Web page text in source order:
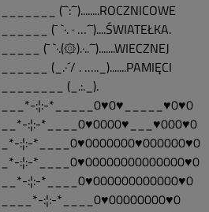
_______ (¯`:´¯)........ROCZNICOWE
______ (¯ `·. · …´¯)....ŚWIATEŁKA.
_____ (¯ `·.(۞).·..´¯).......WIECZNEJ
______ (_.·´/ . ….._).......PAMIĘCI
________ (_.:._).
___*-:¦:-*_____0♥0♥_____♥0♥0
__*-:¦:-*____0♥0000♥___♥000♥0
_*-:¦:-*____0♥0000000♥000000♥0
_*-:¦:-*____0♥00000000000000♥0
__*-:¦:-*____0♥000000000000♥0
____*-:¦:-*____0♥00000000♥0